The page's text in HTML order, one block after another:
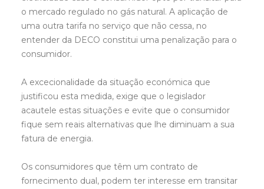
o mercado regulado no gás natural. A aplicação de
uma outra tarifa no serviço que não cessa, no
entender da DECO constitui uma penalização para o
consumidor.
A excecionalidade da situação económica que
justificou esta medida, exige que o legislador
acautele estas situações e evite que o consumidor
fique sem reais alternativas que lhe diminuam a sua
fatura de energia.
Os consumidores que têm um contrato de
fornecimento dual, podem ter interesse em transitar